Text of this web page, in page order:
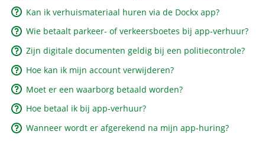
Kan ik verhuismateriaal huren via de Dockx app?
Wie betaalt parkeer- of verkeersboetes bij app-verhuur?
Zijn digitale documenten geldig bij een politiecontrole?
Hoe kan ik mijn account verwijderen?
Moet er een waarborg betaald worden?
Hoe betaal ik bij app-verhuur?
Wanneer wordt er afgerekend na mijn app-huring?